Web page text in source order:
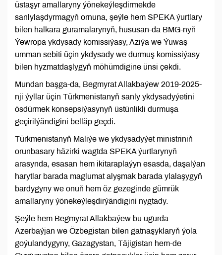
üstaşyr amallaryny ýönekeýleşdirmekde
sanlylaşdyrmagyň ornuna, şeýle hem SPEKA ýurtlary
bilen halkara guramalarynyň, hususan-da BMG-nyň
Ýewropa ykdysady komissiýasy, Aziýa we Ýuwaş
umman sebiti üçin ykdysady we durmuş komissiýasy
bilen hyzmatdaşlygyň möhümdigine ünsi çekdi.
Mundan başga-da, Begmyrat Allakbaýew 2019-2025-
nji ýyllar üçin Türkmenistanyň sanly ykdysadyýetini
ösdürmek konsepsiýasynyň üstünlikli durmuşa
geçirilýändigini belläp geçdi.
Türkmenistanyň Maliýe we ykdysadyýet ministriniň
orunbasary häzirki wagtda SPEKA ýurtlarynyň
arasynda, esasan hem ikitaraplaýyn esasda, daşalýan
harytlar barada maglumat alyşmak barada ylalaşygyň
bardygyny we onuň hem öz gezeginde gümrük
amallaryny ýönekeýleşdirýändigini nygtady.
Şeýle hem Begmyrat Allakbaýew bu ugurda
Azerbaýjan we Özbegistan bilen gatnaşyklaryň ýola
goýulandygyny, Gazagystan, Täjigistan hem-de